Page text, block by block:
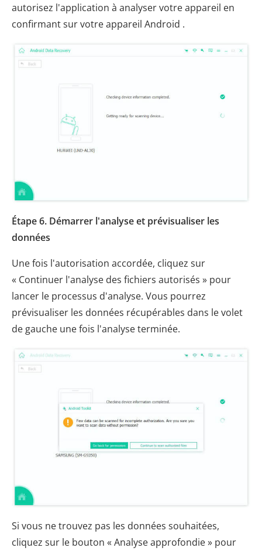
autorisez l'application à analyser votre appareil en
confirmant sur votre appareil Android .
Étape 6. Démarrer l'analyse et prévisualiser les
données
Une fois l'autorisation accordée, cliquez sur
« Continuer l'analyse des fichiers autorisés » pour
lancer le processus d'analyse. Vous pourrez
prévisualiser les données récupérables dans le volet
de gauche une fois l'analyse terminée.
Si vous ne trouvez pas les données souhaitées,
cliquez sur le bouton « Analyse approfondie » pour